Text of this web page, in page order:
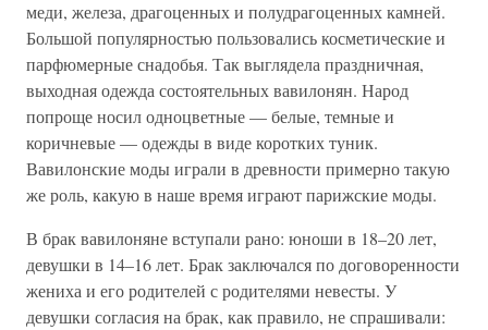
меди, железа, драгоценных и полудрагоценных камней.
Большой популярностью пользовались косметические и
парфюмерные снадобья. Так выглядела праздничная,
выходная одежда состоятельных вавилонян. Народ
попроще носил одноцветные — белые, темные и
коричневые — одежды в виде коротких туник.
Вавилонские моды играли в древности примерно такую
же роль, какую в наше время играют парижские моды.
В брак вавилоняне вступали рано: юноши в 18–20 лет,
девушки в 14–16 лет. Брак заключался по договоренности
жениха и его родителей с родителями невесты. У
девушки согласия на брак, как правило, не спрашивали: